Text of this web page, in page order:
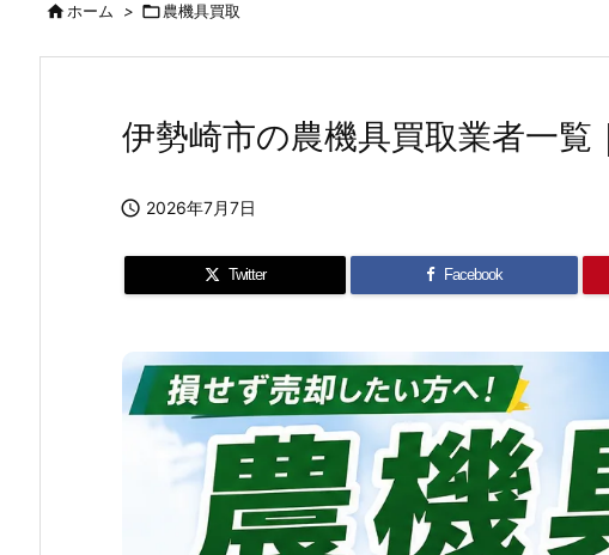
ホーム > 農機具買取
伊勢崎市の農機具買取業者一
 2026年7月7日
Twitter Facebook